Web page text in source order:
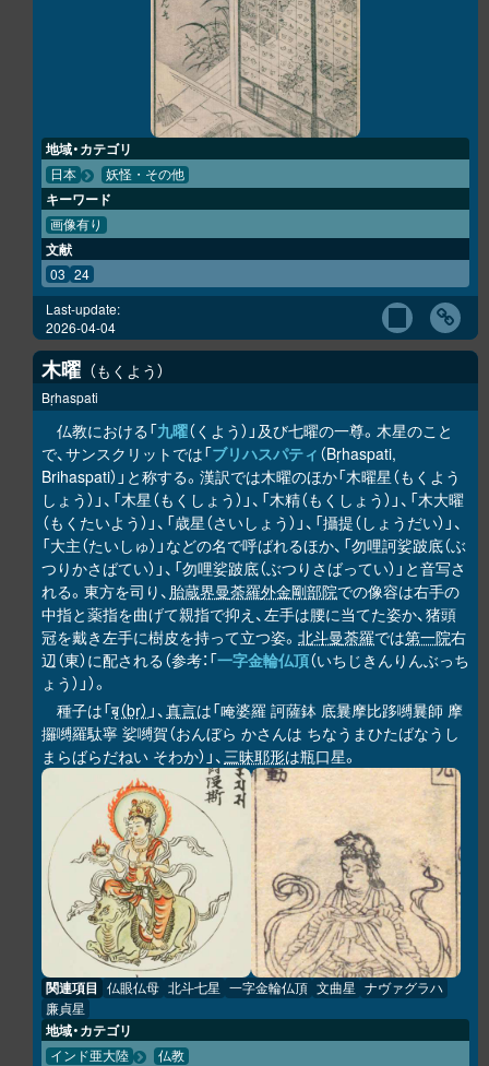
地域・カテゴリ
日本 妖怪・その他
キーワード
画像有り
文献
03 24
Last-update:
2026-04-04
木曜 もくよう
Bṛhaspati
仏教における「九曜（くよう）」及び七曜の一尊。木星のこと
で、サンスクリットでは「ブリハスパティ （Bṛhaspati,
Brihaspati）」と称する。漢訳では木曜のほか「木曜星（もくよう
しょう）」、「木星（もくしょう）」、「木精（もくしょう）」、「木大曜
（もくたいよう）」、「歳星（さいしょう）」、「攝提（しょうだい）」、
「大主（たいしゅ）」などの名で呼ばれるほか、「勿哩訶娑跛底（ぶ
つりかさばてい）」、「勿哩娑跛底（ぶつりさばってい）」と音写さ
れる。東方を司り、 胎蔵界曼荼羅外金剛部院での像容は右手の
中指と薬指を曲げて親指で抑え、左手は腰に当てた姿か、猪頭
冠を戴き左手に樹皮を持って立つ姿。 北斗曼荼羅では第一院右
辺（東）に配される（参考：「一字金輪仏頂（いちじきんりんぶっち
ょう）」）。
種子は「बृ（bṛ） 」、真言は「唵婆羅 訶薩鉢 底曩摩比跢嚩曩師 摩
攞嚩羅駄寧 娑嚩賀（おんぼら かさんは ちなうまひたばなうし
まらばらだねい そわか）」、三昧耶形は瓶口星。
関連項目 仏眼仏母 北斗七星 一字金輪仏頂 文曲星 ナヴァグラハ
廉貞星
地域・カテゴリ
インド亜大陸 仏教